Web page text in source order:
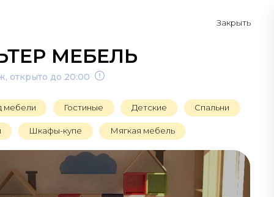
Закрыть
МЕБЕЛЬ
открыто до 20:00
мебели Гостиные Детские Спальни
Шкафы-купе Мягкая мебель